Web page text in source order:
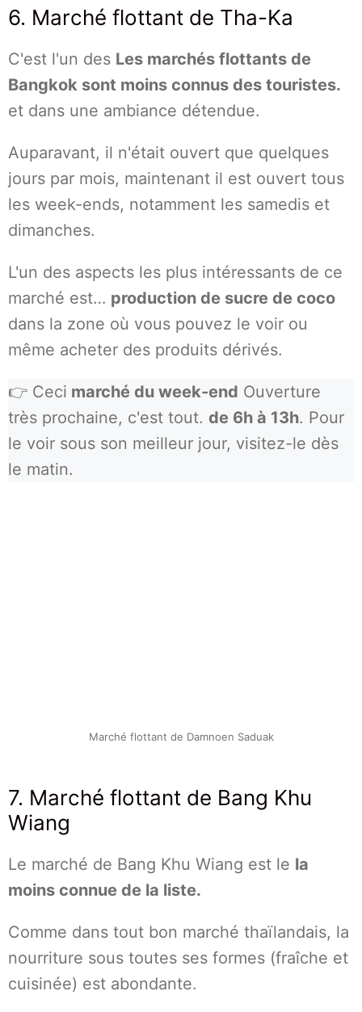
6. Marché flottant de Tha-Ka
C'est l'un des Les marchés flottants de
Bangkok sont moins connus des touristes.
et dans une ambiance détendue.
Auparavant, il n'était ouvert que quelques
jours par mois, maintenant il est ouvert tous
les week-ends, notamment les samedis et
dimanches.
L'un des aspects les plus intéressants de ce
marché est… production de sucre de coco
dans la zone où vous pouvez le voir ou
même acheter des produits dérivés.
👉 Ceci marché du week-end Ouverture
très prochaine, c'est tout. de 6h à 13h. Pour
le voir sous son meilleur jour, visitez-le dès
le matin.
Marché flottant de Damnoen Saduak
7. Marché flottant de Bang Khu
Wiang
Le marché de Bang Khu Wiang est le la
moins connue de la liste.
Comme dans tout bon marché thaïlandais, la
nourriture sous toutes ses formes (fraîche et
cuisinée) est abondante.